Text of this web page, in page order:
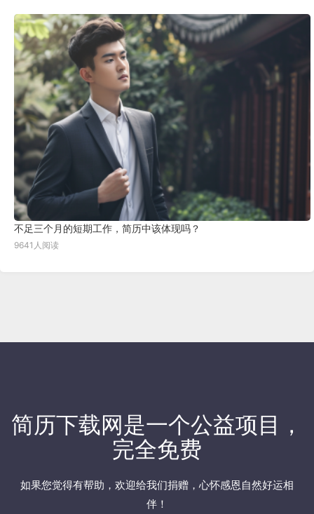
不足三个月的短期工作，简历中该体现吗？
9641人阅读
简历下载网是一个公益项目，
完全免费
如果您觉得有帮助，欢迎给我们捐赠 ，心怀感恩自然好运相
伴！